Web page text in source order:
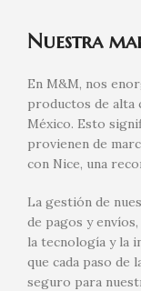
Nuestra
En M&M, nos
productos de alta
México. Esto
provienen de
con Nice, una
La gestión de
de pagos y
la tecnología y la
que cada paso de
seguro para